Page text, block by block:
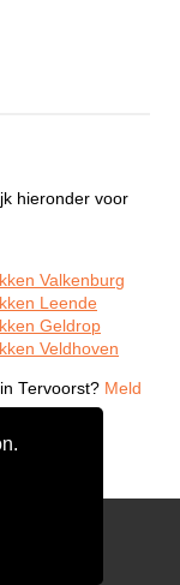
hieronder voor
Valkenburg
Leende
Geldrop
Veldhoven
Tervoorst? Meld